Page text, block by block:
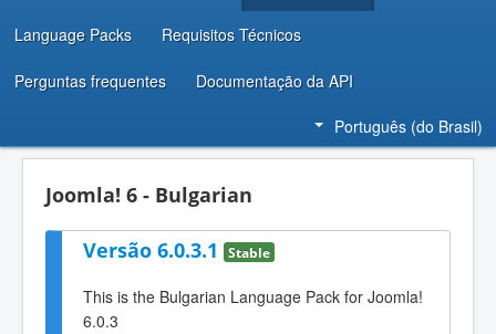
Language Packs Requisitos Técnicos
Perguntas frequentes Documentação da API
Português (do Brasil)
Joomla! 6 - Bulgarian
Versão 6.0.3.1 Stable
This is the Bulgarian Language Pack for Joomla!
6.0.3